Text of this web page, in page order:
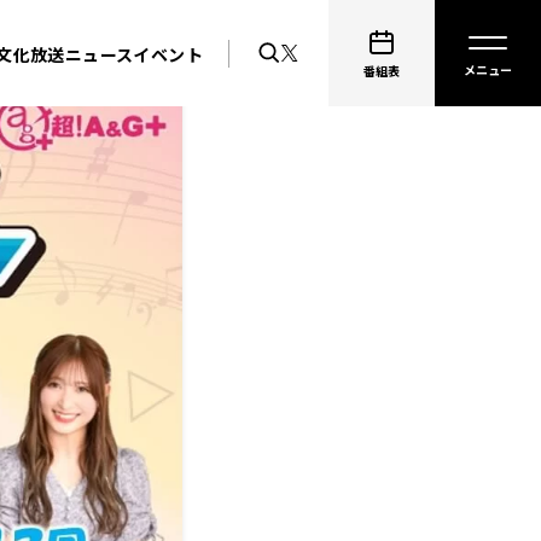
化放送ニュースイベント
番組表